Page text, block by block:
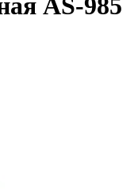
AS-985